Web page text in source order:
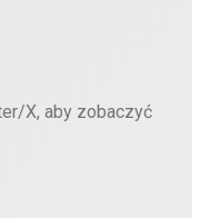
X, aby zobaczyć